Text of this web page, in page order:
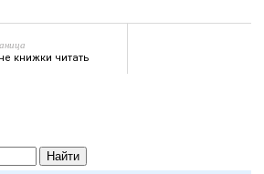
книжки читать
Найти